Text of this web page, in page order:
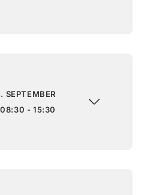
SEPTEMBER
08:30 - 15:30